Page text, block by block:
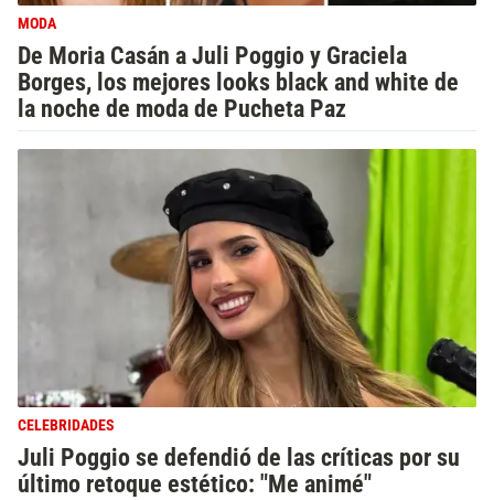
MODA
De Moria Casán a Juli Poggio y Graciela
Borges, los mejores looks black and white de
la noche de moda de Pucheta Paz
CELEBRIDADES
Juli Poggio se defendió de las críticas por su
último retoque estético: "Me animé"